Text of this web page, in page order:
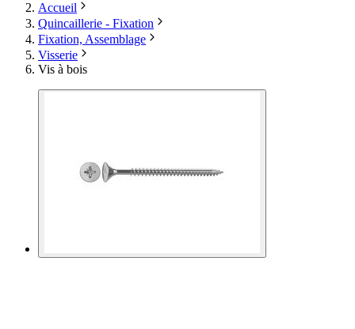
Accueil
Quincaillerie - Fixation
Fixation, Assemblage
Visserie
Vis à bois